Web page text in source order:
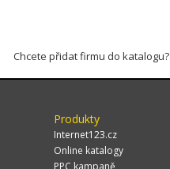
Chcete přidat firmu do katalogu?
Produkty
Internet123.cz
Online katalogy
PPC kampaně